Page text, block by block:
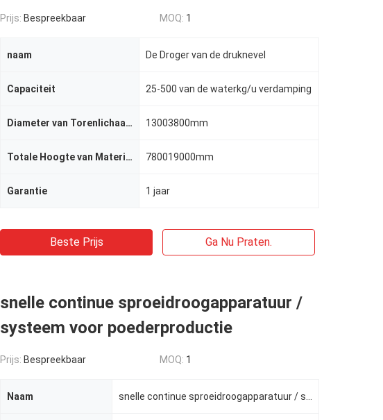
Prijs: Bespreekbaar MOQ: 1
naam De Droger van de druknevel
Capaciteit 25-500 van de waterkg/u verdamping
Diameter van Torenlichaam 13003800mm
Totale Hoogte van Materiaal 780019000mm
Garantie 1 jaar
Beste Prijs Ga Nu Praten.
snelle continue sproeidroogapparatuur /
systeem voor poederproductie
Prijs: Bespreekbaar MOQ: 1
Naam